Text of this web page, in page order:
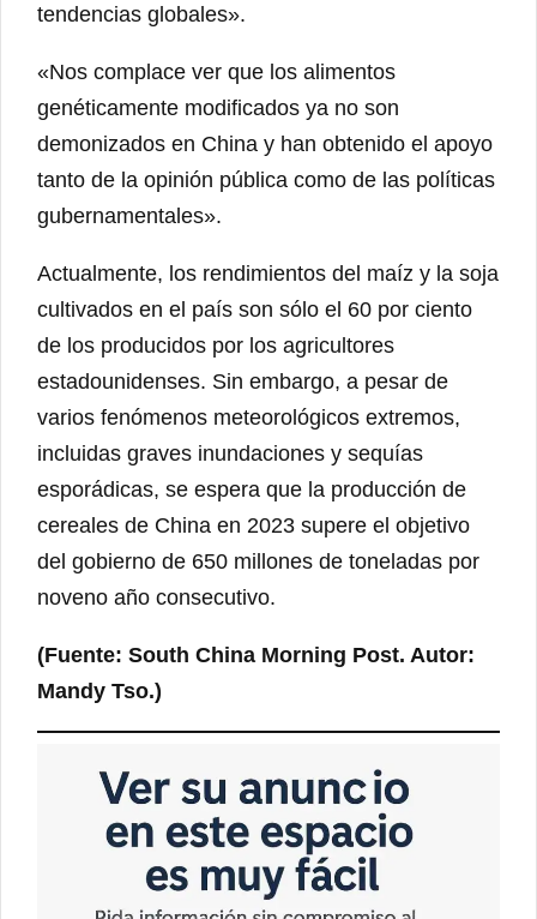
tendencias globales».
«Nos complace ver que los alimentos
genéticamente modificados ya no son
demonizados en China y han obtenido el apoyo
tanto de la opinión pública como de las políticas
gubernamentales».
Actualmente, los rendimientos del maíz y la soja
cultivados en el país son sólo el 60 por ciento
de los producidos por los agricultores
estadounidenses. Sin embargo, a pesar de
varios fenómenos meteorológicos extremos,
incluidas graves inundaciones y sequías
esporádicas, se espera que la producción de
cereales de China en 2023 supere el objetivo
del gobierno de 650 millones de toneladas por
noveno año consecutivo.
(Fuente: South China Morning Post. Autor:
Mandy Tso.)